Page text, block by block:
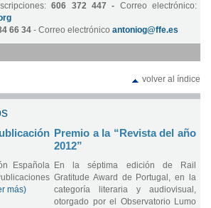
606 372 447 - Correo electrónico:
66 34 - Correo electrónico antoniog@ffe.es
volver al índice
Española
más)
Premio a la “Revista del año
2012”
En la séptima edición de Rail
Gratitude Award de Portugal, en la
categoría literaria y audiovisual,
otorgado por el Observatorio Lumo